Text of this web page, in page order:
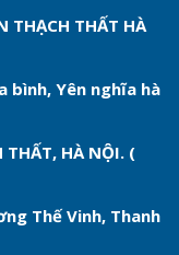
THẠCH THẤT HÀ
bình, Yên nghĩa hà
THẤT, HÀ NỘI. (
Thế Vinh, Thanh